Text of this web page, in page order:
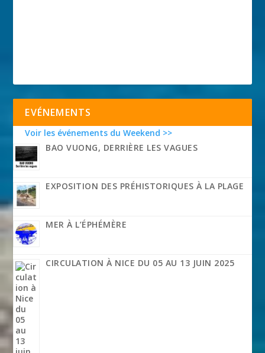
EVÉNEMENTS
Voir les événements du Weekend >>
BAO VUONG, DERRIÈRE LES VAGUES
EXPOSITION DES PRÉHISTORIQUES À LA PLAGE
MER À L’ÉPHÉMÈRE
CIRCULATION À NICE DU 05 AU 13 JUIN 2025